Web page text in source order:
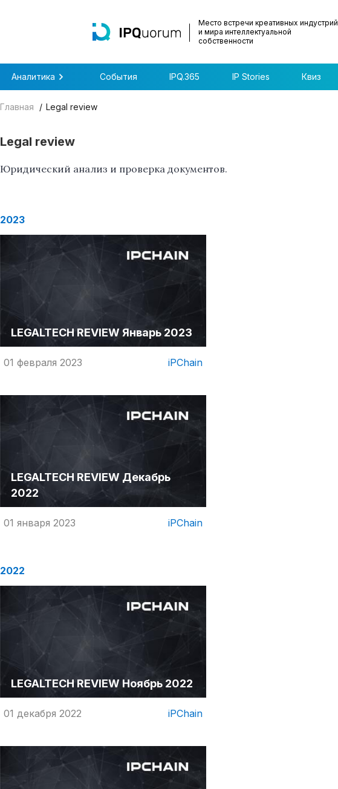
Место встречи креативных индустрий
и мира интеллектуальной
собственности
Аналитика События IPQ.365 IP Stories Квиз
Главная Legal review
Legal review
Юридический анализ и проверка документов.
2023
LEGALTECH REVIEW Январь 2023
01 февраля 2023 iPChain
LEGALTECH REVIEW Декабрь
2022
01 января 2023 iPChain
2022
LEGALTECH REVIEW Ноябрь 2022
01 декабря 2022 iPChain